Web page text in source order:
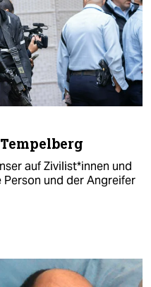
auf Zi­vi­lis­t*in­nen und
Person und der Angreifer